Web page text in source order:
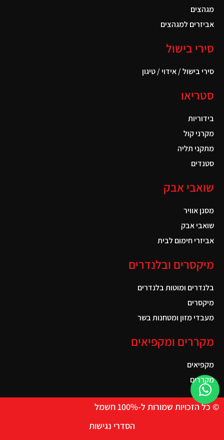
מגהצים
אביזרים למגהצים
סירי בישול
סירי בישול / אידוי / טיגון
סטריאו
בידוריות
מקרני קול
מתקני תליה
סטנדים
שואבי אבק
מסנן אוויר
שואבי אבק
אביזרי חימום לבית
מיקסרים ובלנדרים
בלנדרים ומוטות בלנדרים
מיקסרים
מעבדי מזון ומטחנות בשר
מקררים ומקפיאים
מקפיאים
מקררים
© כל הזכויות שמורות ל-100% חשמל
הסדרי נגישות